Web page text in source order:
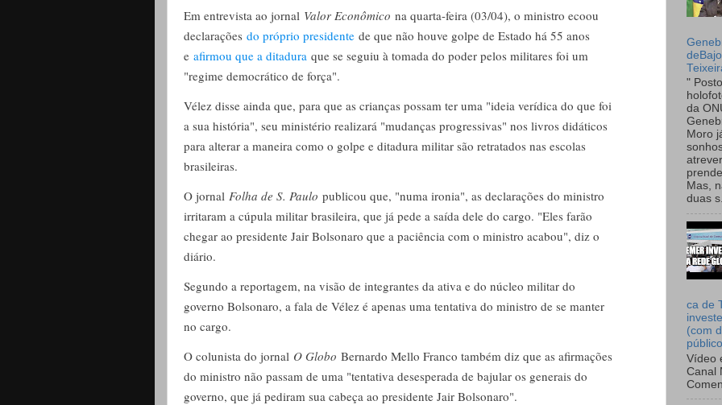
Em entrevista ao jornal Valor Econômico na quarta-feira (03/04), o ministro ecoou
declarações do próprio presidente de que não houve golpe de Estado há 55 anos
e afirmou que a ditadura que se seguiu à tomada do poder pelos militares foi um
"regime democrático de força".
Vélez disse ainda que, para que as crianças possam ter uma "ideia verídica do que foi
a sua história", seu ministério realizará "mudanças progressivas" nos livros didáticos
para alterar a maneira como o golpe e ditadura militar são retratados nas escolas
brasileiras.
O jornal Folha de S. Paulo publicou que, "numa ironia", as declarações do ministro
irritaram a cúpula militar brasileira, que já pede a saída dele do cargo. "Eles farão
chegar ao presidente Jair Bolsonaro que a paciência com o ministro acabou", diz o
diário.
Segundo a reportagem, na visão de integrantes da ativa e do núcleo militar do
governo Bolsonaro, a fala de Vélez é apenas uma tentativa do ministro de se manter
no cargo.
O colunista do jornal O Globo Bernardo Mello Franco também diz que as afirmações
do ministro não passam de uma "tentativa desesperada de bajular os generais do
governo, que já pediram sua cabeça ao presidente Jair Bolsonaro".
"
da
Moro
Mas,
duas
ca de
(com
Vídeo
Canal